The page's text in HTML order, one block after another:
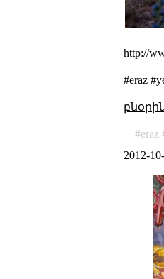
http://
#eraz
eraz
2012-